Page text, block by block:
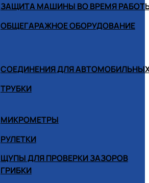
ЗАЩИТА МАШИНЫ ВО ВРЕМЯ
ОБЩЕГАРАЖНОЕ ОБОРУДОВАНИЕ
СОЕДИНЕНИЯ ДЛЯ
ТРУБКИ
МИКРОМЕТРЫ
РУЛЕТКИ
ЩУПЫ ДЛЯ ПРОВЕРКИ ЗАЗОРОВ
ГРИБКИ